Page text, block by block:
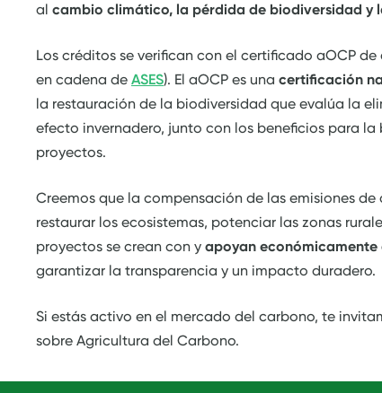
al cambio climático, la pérdida de biodiversidad y
Los créditos se verifican con el certificado aOCP
en cadena de ASES). El aOCP es una certificación
la restauración de la biodiversidad que evalúa la
efecto invernadero, junto con los beneficios para
proyectos.
Creemos que la compensación de las emisiones
restaurar los ecosistemas, potenciar las zonas
proyectos se crean con y apoyan
garantizar la transparencia y un impacto duradero.
Si estás activo en el mercado del carbono, te
sobre Agricultura del Carbono.